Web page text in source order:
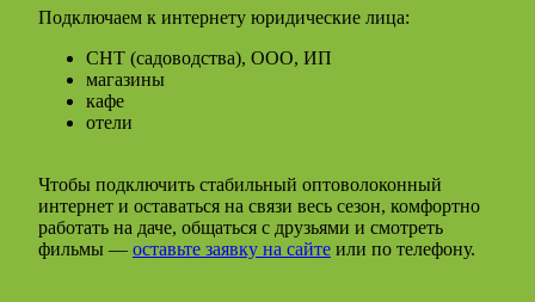
Подключаем к интернету юридические лица:
СНТ (садоводства), ООО, ИП
магазины
кафе
отели
Чтобы подключить стабильный оптоволоконный
интернет и оставаться на связи весь сезон, комфортно
работать на даче, общаться с друзьями и смотреть
фильмы — оставьте заявку на сайте или по телефону.